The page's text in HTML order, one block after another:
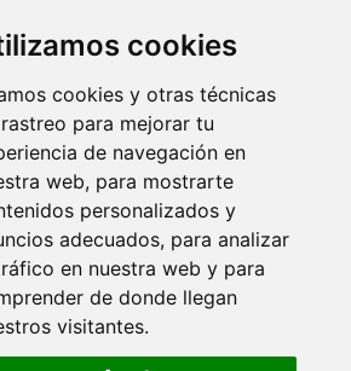
cookies
cookies y otras técnicas
para mejorar tu
de navegación en
web, para mostrarte
personalizados y
adecuados, para analizar
en nuestra web y para
de donde llegan
visitantes.
Foro
DE PAGO ACEPTADOS